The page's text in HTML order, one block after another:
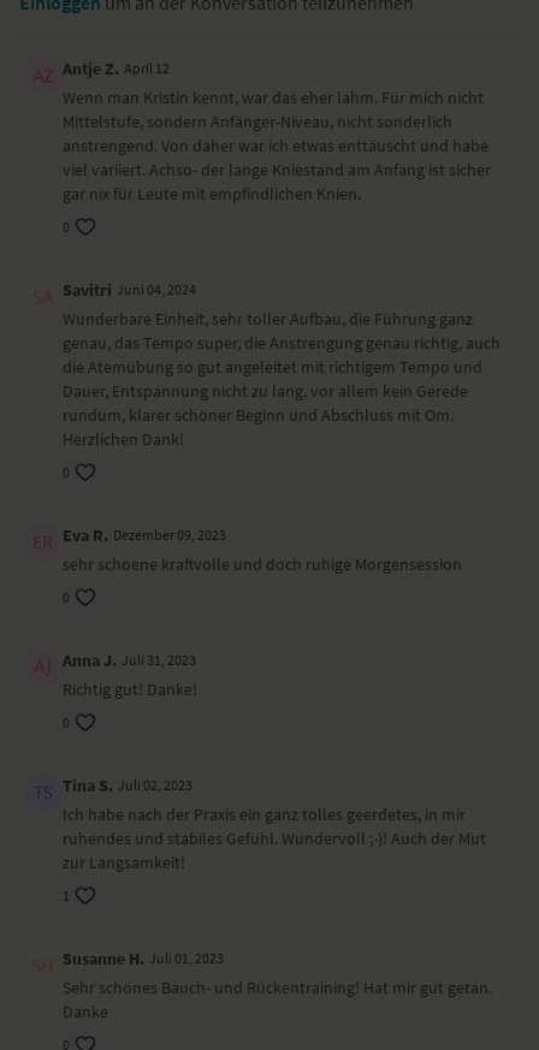
Feueratmung im Heldensitz – Kapalabhati in Virasana
Wirbelsäule mobilisieren mit Adlerarmen im Sitz
Core-Übungen in Rückenlage
einbeinige dynamische Schulterbrücke
Feueratmung im Vierfüßlerstand – Kapalabhati
herabschauender Hund – Adho Mukha Svanasana
Knie zur Brust ziehen aus dem herabschauenden Hund
Heuschrecke – Shalabhasana
halbe Vorbeuge – Ardha Uttanasana
halber Sonnengruß
hoher Ausfallschritt mit Seitdehnung – Alanasana
unterstützte Schulterbrücke
Viparita Karani
liegender Twist
Shavasana
Wirkung und Vorteile der Yoga-Übungssequenz
Ort und Ausstattung
YogaEasy-Qualität entspricht.
Antje Z. April 12
Wenn man Kristin kennt, war das eher lahm. Für mich nicht
Mittelstufe, sondern Anfänger-Niveau, nicht sonderlich
anstrengend. Von daher war ich etwas enttäuscht und habe
viel variiert. Achso- der lange Kniestand am Anfang ist sicher
gar nix für Leute mit empfindlichen Knien.
0
Savitri Juni 04, 2024
Wunderbare Einheit, sehr toller Aufbau, die Führung ganz
genau, das Tempo super, die Anstrengung genau richtig, auch
die Atemübung so gut angeleitet mit richtigem Tempo und
Dauer, Entspannung nicht zu lang, vor allem kein Gerede
rundum, klarer schöner Beginn und Abschluss mit Om.
Herzlichen Dank!
0
Eva R. Dezember 09, 2023
sehr schoene kraftvolle und doch ruhige Morgensession
0
Anna J. Juli 31, 2023
Richtig gut! Danke!
0
Tina S. Juli 02, 2023
Ich habe nach der Praxis ein ganz tolles geerdetes, in mir
ruhendes und stabiles Gefühl. Wundervoll ;-)! Auch der Mut
zur Langsamkeit!
1
Susanne H. Juli 01, 2023
Sehr schönes Bauch- und Rückentraining! Hat mir gut getan.
Danke
0